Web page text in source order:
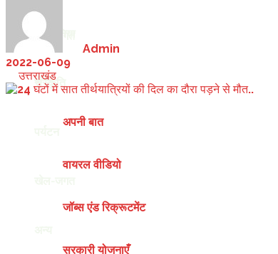
खेल-जगत
अन्य
अपनी बात
वायरल वीडियो
जॉब्स एंड रिक्रूटमेंट
सरकारी योजनाएँ
देश-दुनिया
संस्कृति
Admin
2022-06-09
उत्तराखंड